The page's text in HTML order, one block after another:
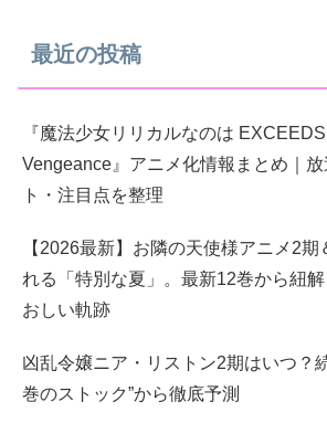
最近の投稿
『魔法少女リリカルなのは
Vengeance』アニメ化情報まとめ｜
ト・注目点を整理
【2026最新】お隣の天使様アニメ2
れる「特別な夏」。最新12巻から紐
おしい軌跡
凶乱令嬢ニア・リストン2期はいつ？
巻のストック”から徹底予測